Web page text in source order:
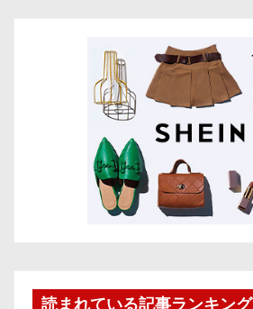
読まれている記事ランキング